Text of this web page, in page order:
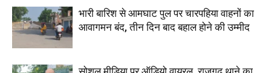
भारी बारिश से आमघाट पुल पर चारपहिया वाहनों का
आवागमन बंद, तीन दिन बाद बहाल होने की उम्मीद